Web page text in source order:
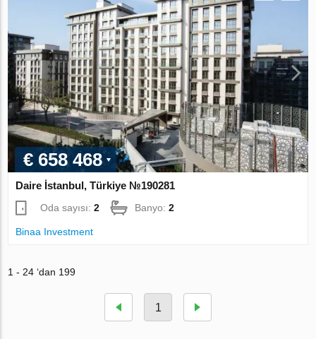
€ 658 468
Daire İstanbul, Türkiye №190281
Oda sayısı:2 Banyo:2
Binaa Investment
1 - 24 ‘dan 199
1